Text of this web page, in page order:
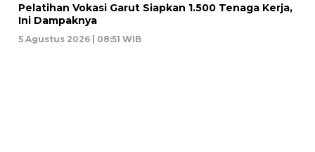
Pelatihan Vokasi Garut Siapkan 1.500 Tenaga Kerja,
Ini Dampaknya
5 Agustus 2026 | 08:51 WIB